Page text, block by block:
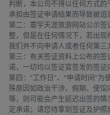
判断，本公司不得以任何方式
承担由签证申请结果而导致被追
第二：寰宇天涯旅游网站公示
整，但是在任何情况下，若出现
我们并不向申请人或者任何第三
第三：有关签证资料上公布的
诺，一切均以签证官签发的签证
第四：“工作日”、“申请时间”
殊原因如政治干涉、假期、使
等，则可能会产生延迟出签的
定承诺；请您待拿到签证及护